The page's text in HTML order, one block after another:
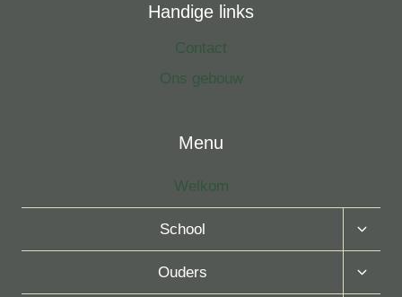
Handige links
Contact
Ons gebouw
Menu
Welkom
School
Toggle
Ouders
Toggle